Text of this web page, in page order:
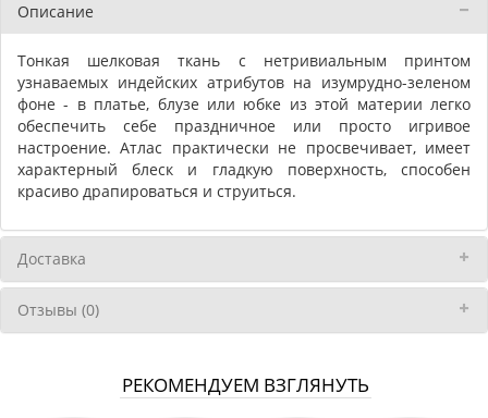
Описание
Тонкая шелковая ткань с нетривиальным принтом
узнаваемых индейских атрибутов на изумрудно-зеленом
фоне - в платье, блузе или юбке из этой материи легко
обеспечить себе праздничное или просто игривое
настроение. Атлас практически не просвечивает, имеет
характерный блеск и гладкую поверхность, способен
красиво драпироваться и струиться.
Доставка
Отзывы (0)
РЕКОМЕНДУЕМ ВЗГЛЯНУТЬ